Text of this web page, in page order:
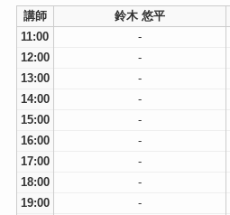
講師 鈴木 悠平
11:00
-
12:00
-
13:00
-
14:00
-
15:00
-
16:00
-
17:00
-
18:00
-
19:00
-